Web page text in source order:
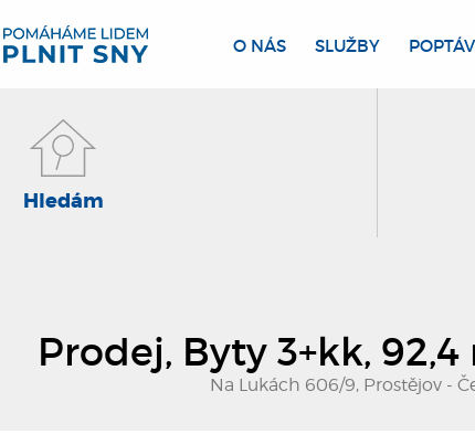
O NÁS SLUŽBY
Hledám
Prodej, Byty 3+kk, 92,4
Na Lukách 606/9, Prostějov -